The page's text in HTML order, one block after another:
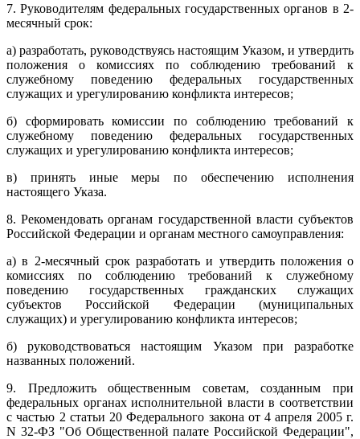
7. Руководителям федеральных государственных органов в 2-
месячный срок:
а) разработать, руководствуясь настоящим Указом, и утвердить
положения о комиссиях по соблюдению требований к
служебному поведению федеральных государственных
служащих и урегулированию конфликта интересов;
б) сформировать комиссии по соблюдению требований к
служебному поведению федеральных государственных
служащих и урегулированию конфликта интересов;
в) принять иные меры по обеспечению исполнения
настоящего Указа.
8. Рекомендовать органам государственной власти субъектов
Российской Федерации и органам местного самоуправления:
а) в 2-месячный срок разработать и утвердить положения о
комиссиях по соблюдению требований к служебному
поведению государственных гражданских служащих
субъектов Российской Федерации (муниципальных
служащих) и урегулированию конфликта интересов;
б) руководствоваться настоящим Указом при разработке
названных положений.
9. Предложить общественным советам, созданным при
федеральных органах исполнительной власти в соответствии
с частью 2 статьи 20 Федерального закона от 4 апреля 2005 г.
N 32-ФЗ "Об Общественной палате Российской Федерации",